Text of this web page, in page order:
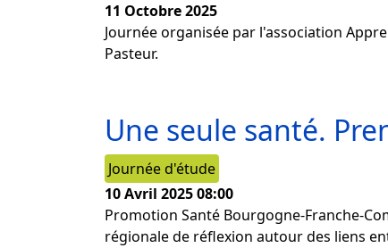
11 Octobre 2025
Journée organisée par l'association
Pasteur.
Une seule santé.
Journée d'étude
10 Avril 202508:00
Promotion Santé Bourgogne-Franche-
régionale de réflexion autour des liens